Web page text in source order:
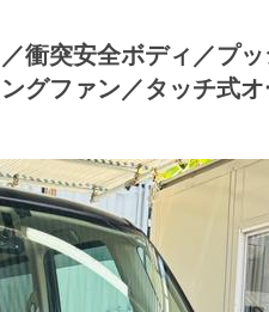
衝突安全ボディ／プ
グファン／タッチ式